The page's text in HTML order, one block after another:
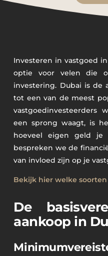
Investeren in vastgoed
optie voor velen die
investering. Dubai is de
tot een van de meest
vastgoedinvesteerders
een sprong waagt, is
hoeveel eigen geld
bespreken we de
van invloed zijn op je
Bekijk hier welke
De
aankoop in